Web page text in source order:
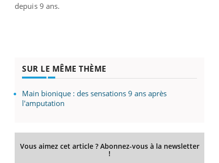
depuis 9 ans.
SUR LE MÊME THÈME
Main bionique : des sensations 9 ans après
l'amputation
Vous aimez cet article ? Abonnez-vous à la newsletter
!